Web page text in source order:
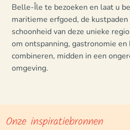
Belle-Île te bezoeken en laat u
maritieme erfgoed, de
schoonheid van deze unieke
om ontspanning, gastronomie
combineren, midden in een
omgeving.
Onze inspiratiebronnen